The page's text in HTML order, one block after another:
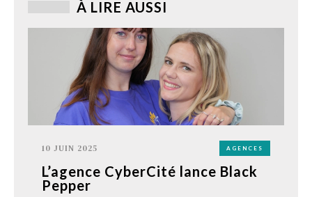
À LIRE AUSSI
10 JUIN 2025 AGENCES
L’agence CyberCité lance Black
Pepper